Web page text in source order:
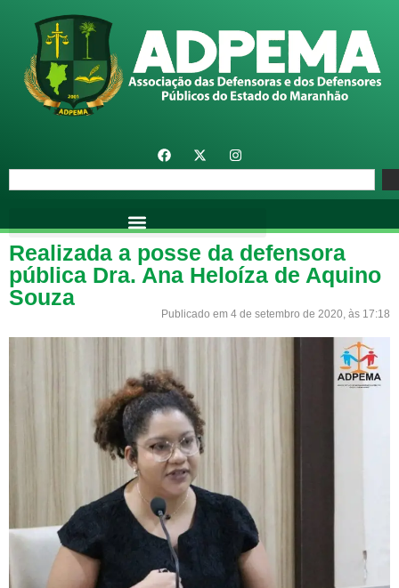
Realizada a posse da defensora
pública Dra. Ana Heloíza de Aquino
Souza
Publicado em 4 de setembro de 2020, às 17:18